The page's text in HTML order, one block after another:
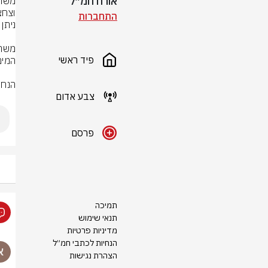
התחברות
פיד ראשי
צבע אדום
פרסם
תמיכה
תנאי שימוש
מדיניות פרטיות
הנחיות לכתבי חמ״ל
הצהרת נגישות